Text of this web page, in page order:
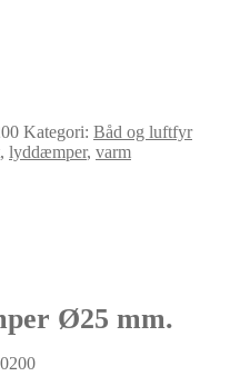
Kategori: Båd og luftfyr
, lyddæmper, varm
Ø25 mm.